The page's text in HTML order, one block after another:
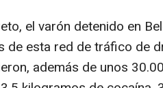
el varón detenido en
de esta red de tráfico de
además de unos